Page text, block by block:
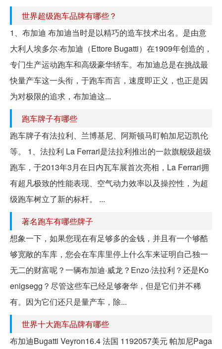
世界超级跑车品牌有哪些？
1、布加迪 布加迪当时是以精巧的造车技术出名。是由意
大利人埃多尔·布加迪（Ettore Bugatti）在1909年创造的，
专门生产运动跑车和高级豪华轿车。布加迪总是在挑战最
快量产车这一头衔，于跑车而言，速度即正义，也正是因
为对极限的追求，布加迪这...
跑车牌子有哪些
跑车牌子有法拉利、兰博基尼、阿斯顿马盯帕加尼迈凯伦
等。 1、法拉利 La Ferrari是法拉利推出的一款旗舰级超级
跑车，于2013年3月在日内瓦车展首次亮相，La Ferrari拥
有超凡极致的性能表现、空气动力效率以及操控性，为超
级跑车树立了新的标杆。 ...
著名跑车有哪些牌子
想象一下，如果您现在有足够多的金钱，并且有一个够酷
够宽敞的车库，您会在车库里停上什么车来证明自己独一
无二的财富呢？一辆布加迪·威龙？Enzo·法拉利？还是Ko
enigsegg？尽管这些车已经足够奢华，但是它们并不稀
有。因为它们还只是量产车，除...
世界十大跑车品牌有哪些
布加迪Bugatti Veyron16.4 法国 1192057美元 帕加尼Paga